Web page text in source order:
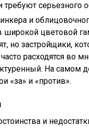
требуют серьезного
и
широкой цветовой
но застройщики,
расходятся во
На самом
«за» и «против».
и